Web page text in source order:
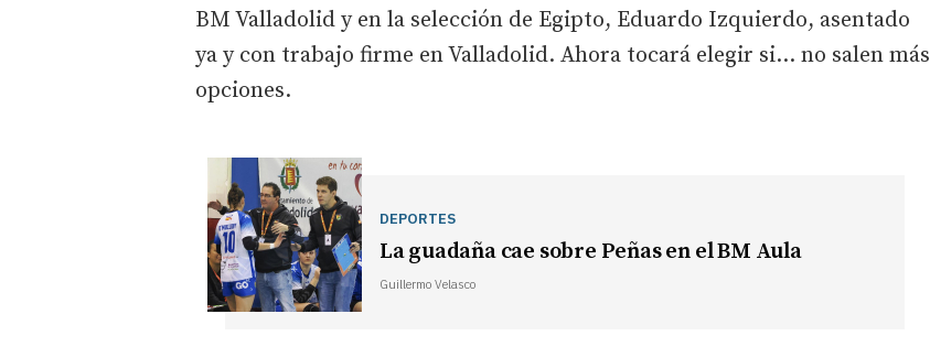
BM Valladolid y en la selección de Egipto, Eduardo Izquierdo, asentado
ya y con trabajo firme en Valladolid. Ahora tocará elegir si... no salen más
opciones.
DEPORTES
La guadaña cae sobre Peñas en el BM Aula
Guillermo Velasco